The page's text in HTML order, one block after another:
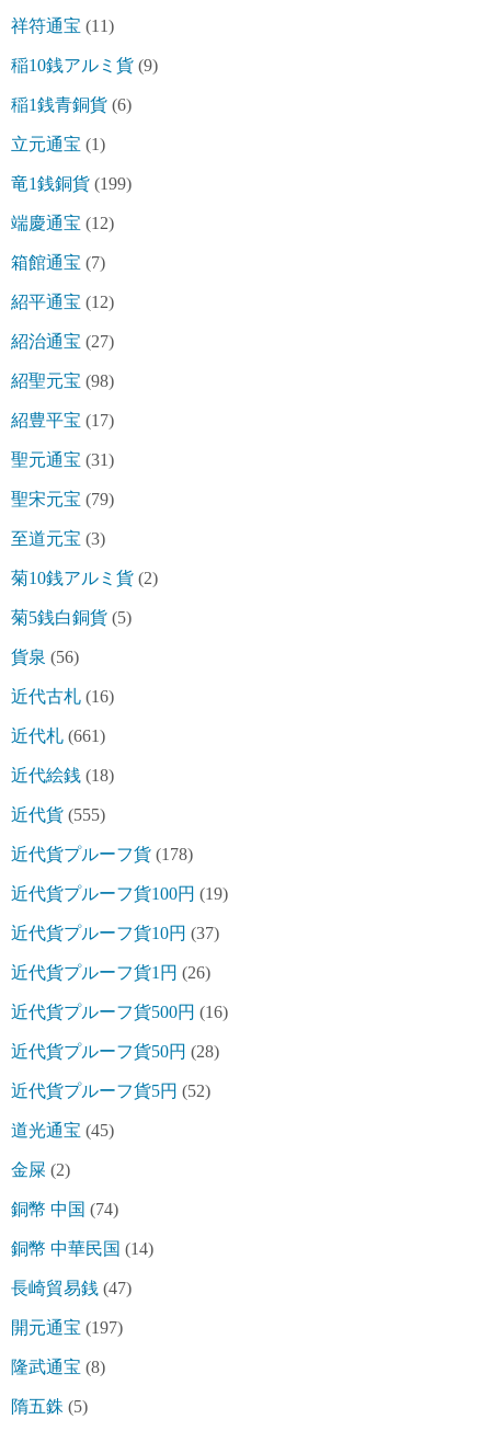
祥符通宝 (11)
稲10銭アルミ貨 (9)
稲1銭青銅貨 (6)
立元通宝 (1)
竜1銭銅貨 (199)
端慶通宝 (12)
箱館通宝 (7)
紹平通宝 (12)
紹治通宝 (27)
紹聖元宝 (98)
紹豊平宝 (17)
聖元通宝 (31)
聖宋元宝 (79)
至道元宝 (3)
菊10銭アルミ貨 (2)
菊5銭白銅貨 (5)
貨泉 (56)
近代古札 (16)
近代札 (661)
近代絵銭 (18)
近代貨 (555)
近代貨プルーフ貨 (178)
近代貨プルーフ貨100円 (19)
近代貨プルーフ貨10円 (37)
近代貨プルーフ貨1円 (26)
近代貨プルーフ貨500円 (16)
近代貨プルーフ貨50円 (28)
近代貨プルーフ貨5円 (52)
道光通宝 (45)
金屎 (2)
銅幣 中国 (74)
銅幣 中華民国 (14)
長崎貿易銭 (47)
開元通宝 (197)
隆武通宝 (8)
隋五銖 (5)